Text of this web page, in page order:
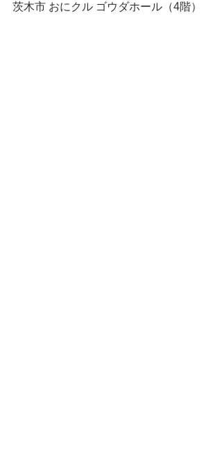
茨木市 おにクル ゴウダホール（4階）